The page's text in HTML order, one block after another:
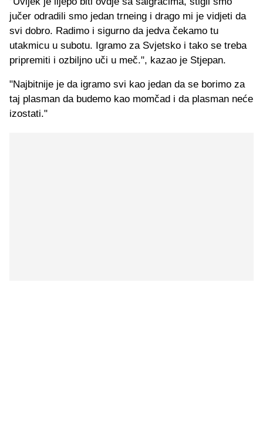
jučer odradili smo jedan trneing i drago mi je vidjeti da
svi dobro. Radimo i sigurno da jedva čekamo tu
utakmicu u subotu. Igramo za Svjetsko i tako se treba
pripremiti i ozbiljno uči u meč.", kazao je Stjepan.
"Najbitnije je da igramo svi kao jedan da se borimo za
taj plasman da budemo kao momčad i da plasman neće
izostati."